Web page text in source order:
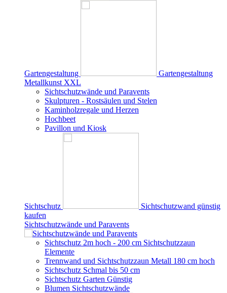
Gartengestaltung
Gartengestaltung
Metallkunst XXL
Sichtschutzwände und Paravents
Skulpturen - Rostsäulen und Stelen
Kaminholzregale und Herzen
Hochbeet
Pavillon und Kiosk
Sichtschutz
Sichtschutzwand günstig
kaufen
Sichtschutzwände und Paravents
Sichtschutz 2m hoch - 200 cm Sichtschutzzaun
Elemente
Trennwand und Sichtschutzzaun Metall 180 cm hoch
Sichtschutz Schmal bis 50 cm
Sichtschutz Garten Günstig
Blumen Sichtschutzwände